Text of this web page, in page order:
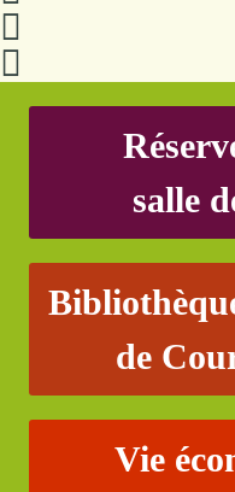
salle
de
Vie